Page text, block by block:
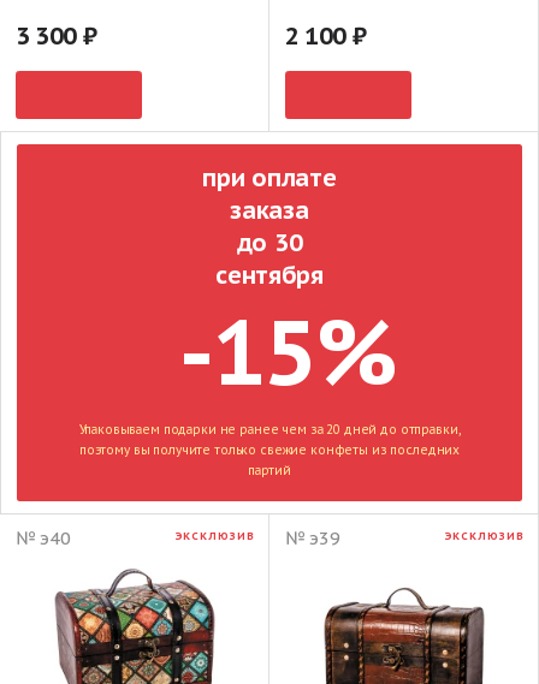
3 300 2 100
№ э40 ЭКСКЛЮЗИВ № э39 ЭКСКЛЮЗИВ
-15%
при оплате
заказа
до 30
сентября
Упаковываем подарки не ранее чем за 20 дней до отправки,
поэтому вы получите только свежие конфеты из последних
партий